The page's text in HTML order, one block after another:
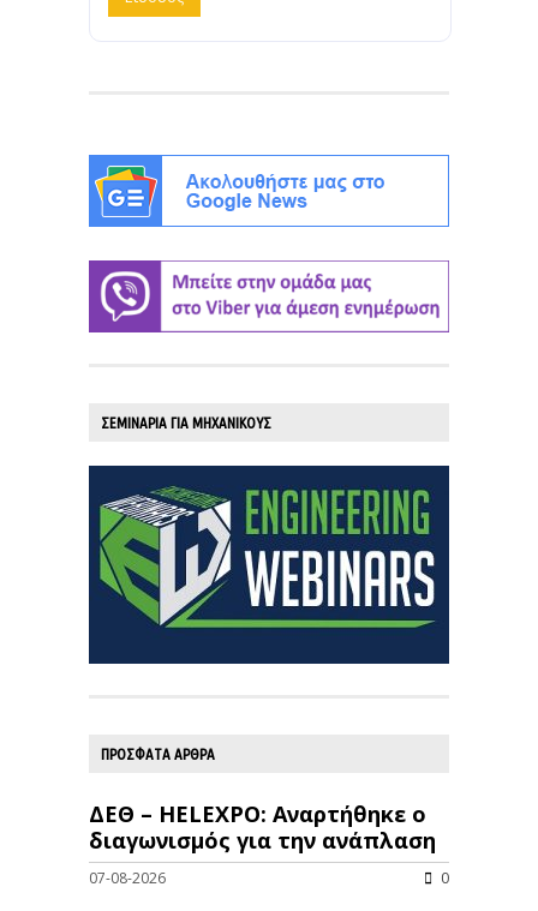
ΣΕΜΙΝΑΡΙΑ ΓΙΑ ΜΗΧΑΝΙΚΟΥΣ
ΠΡΟΣΦΑΤΑ ΑΡΘΡΑ
ΔΕΘ – HELEXPO: Αναρτήθηκε ο
διαγωνισμός για την ανάπλαση
07-08-2026 0